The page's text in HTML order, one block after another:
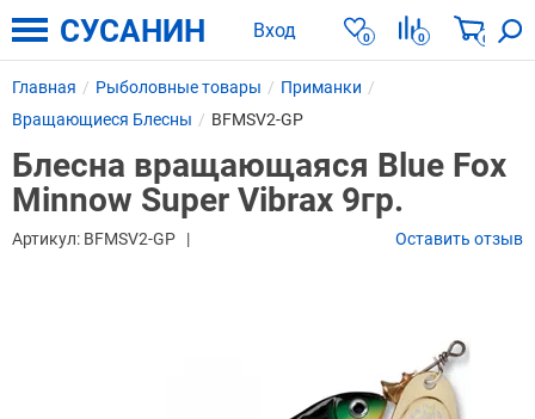
Вход 0 0 0
СУСАНИН
Главная Рыболовные товары
Приманки
Вращающиеся Блесны
BFMSV2-GP
Блесна вращающаяся Blue Fox
Minnow Super Vibrax 9гр.
Артикул: BFMSV2-GP Оставить отзыв